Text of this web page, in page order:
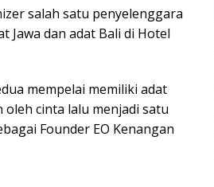
salah satu penyelenggara
Jawa dan adat Bali di Hotel
mempelai memiliki adat
oleh cinta lalu menjadi satu
Founder EO Kenangan